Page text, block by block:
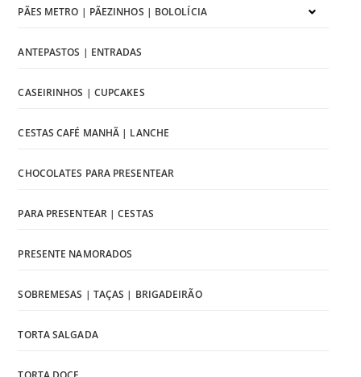
PÃES METRO | PÃEZINHOS | BOLOLÍCIA
ANTEPASTOS | ENTRADAS
CASEIRINHOS | CUPCAKES
CESTAS CAFÉ MANHÃ | LANCHE
CHOCOLATES PARA PRESENTEAR
PARA PRESENTEAR | CESTAS
PRESENTE NAMORADOS
SOBREMESAS | TAÇAS | BRIGADEIRÃO
TORTA SALGADA